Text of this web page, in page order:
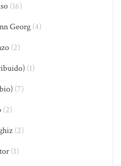
(16)
Georg (4)
(2)
(1)
(7)
(2)
(2)
(1)